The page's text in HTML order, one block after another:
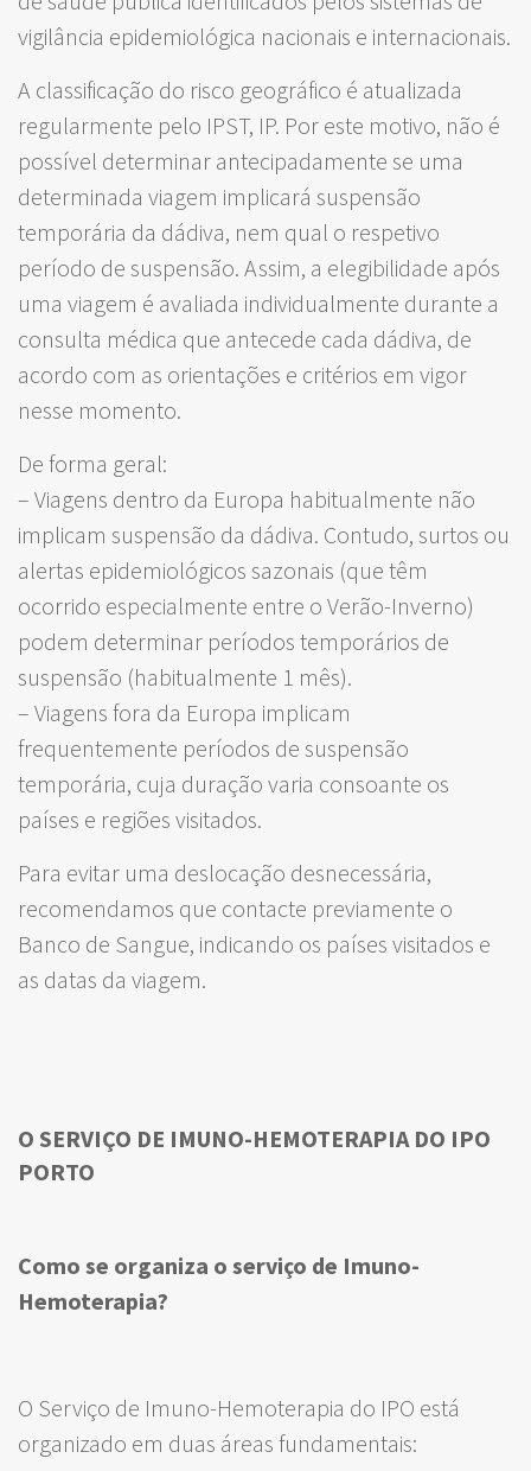
vigilância epidemiológica nacionais e internacionais.
A classificação do risco geográfico é atualizada
regularmente pelo IPST, IP. Por este motivo, não é
possível determinar antecipadamente se uma
determinada viagem implicará suspensão
temporária da dádiva, nem qual o respetivo
período de suspensão. Assim, a elegibilidade após
uma viagem é avaliada individualmente durante a
consulta médica que antecede cada dádiva, de
acordo com as orientações e critérios em vigor
nesse momento.
De forma geral:
– Viagens dentro da Europa habitualmente não
implicam suspensão da dádiva. Contudo, surtos ou
alertas epidemiológicos sazonais (que têm
ocorrido especialmente entre o Verão-Inverno)
podem determinar períodos temporários de
suspensão (habitualmente 1 mês).
– Viagens fora da Europa implicam
frequentemente períodos de suspensão
temporária, cuja duração varia consoante os
países e regiões visitados.
Para evitar uma deslocação desnecessária,
recomendamos que contacte previamente o
Banco de Sangue, indicando os países visitados e
as datas da viagem.
O SERVIÇO DE IMUNO-HEMOTERAPIA DO IPO
PORTO
Como se organiza o serviço de Imuno-
Hemoterapia?
O Serviço de Imuno-Hemoterapia do IPO está
organizado em duas áreas fundamentais: